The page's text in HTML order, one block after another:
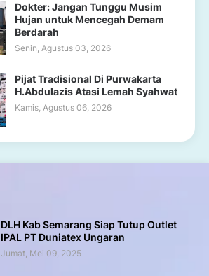
Dokter: Jangan Tunggu Musim
Hujan untuk Mencegah Demam
Berdarah
Senin, Agustus 03, 2026
Pijat Tradisional Di Purwakarta
H.Abdulazis Atasi Lemah Syahwat
Kamis, Agustus 06, 2026
DLH Kab Semarang Siap Tutup Outlet
IPAL PT Duniatex Ungaran
Jumat, Mei 09, 2025